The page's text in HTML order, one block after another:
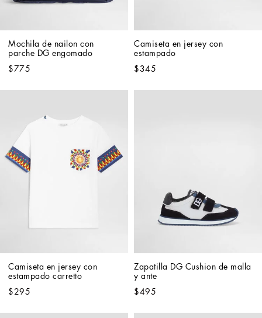
Mochila de nailon con
parche DG engomado
$775
Camiseta en jersey con
estampado
$345
Camiseta en jersey con
estampado carretto
$295
Zapatilla DG Cushion de malla
y ante
$495